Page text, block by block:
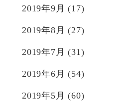
2019年9月 (17)
2019年8月 (27)
2019年7月 (31)
2019年6月 (54)
2019年5月 (60)